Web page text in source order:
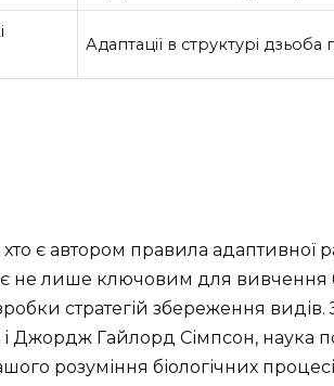
Адаптації в структурі дзьоба
є автором правила адаптивної
не лише ключовим для вивчення
стратегій збереження
Джордж Гайлорд Сімпсон, наука
розуміння біологічних